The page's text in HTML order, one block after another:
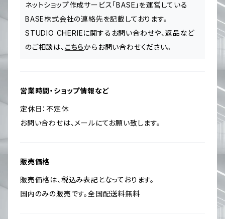
ネットショップ作成サービス「BASE」を運営している
BASE株式会社の連絡先を記載しております。
STUDIO CHERIEに関するお問い合わせや、返品など
のご相談は、 こちらからお問い合わせください。
営業時間・ショップ情報など
定休日：不定休
お問い合わせは、メールにてお願い致します。
販売価格
販売価格は、税込み表記となっております。
国内のみの販売です。全国配送料無料